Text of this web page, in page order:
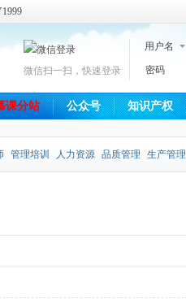
用户名
密码
微信扫一扫，快速登录
课分站 公众号 知识产权
管理培训 人力资源 品质管理 生产管理